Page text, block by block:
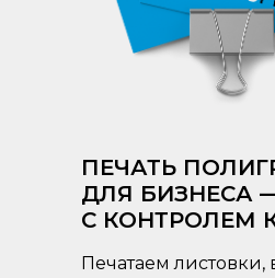
ПЕЧАТЬ
ДЛЯ БИЗНЕСА
С КОНТРОЛЕМ
Печатаем листовки,